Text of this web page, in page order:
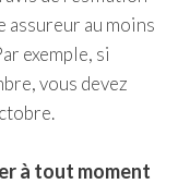
assureur au moins
exemple, si
vous devez
à tout moment